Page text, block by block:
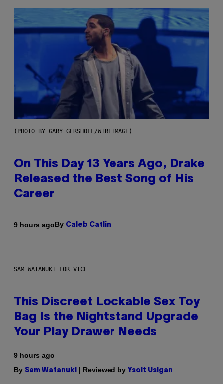
(PHOTO BY GARY GERSHOFF/WIREIMAGE)
On This Day 13 Years Ago, Drake
Released the Best Song of His
Career
9 hours agoBy Caleb Catlin
SAM WATANUKI FOR VICE
This Discreet Lockable Sex Toy
Bag Is the Nightstand Upgrade
Your Play Drawer Needs
9 hours ago
By Sam Watanuki | Reviewed by Ysolt Usigan